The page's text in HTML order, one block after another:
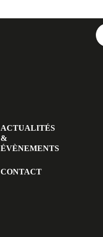
ACTUALITÉS
&
ÉVÈNEMENTS
CONTACT